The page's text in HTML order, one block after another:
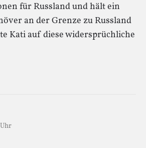
für Russland und hält ein
an der Grenze zu Russland
Kati auf diese widersprüchliche